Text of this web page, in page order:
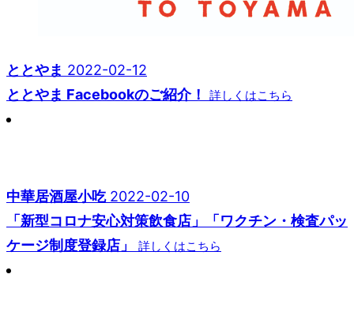
ととやま 2022-02-12
ととやま Facebookのご紹介！
詳しくはこちら
中華居酒屋小吃 2022-02-10
「新型コロナ安心対策飲食店」「ワクチン・検査パッ
ケージ制度登録店」
詳しくはこちら